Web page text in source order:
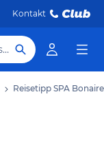
Kontakt
Hotel, Reiseziel
Reisetipp SPA Bonaire